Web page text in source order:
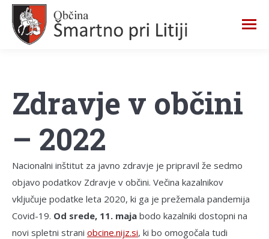
Zdravje v občini
– 2022
Nacionalni inštitut za javno zdravje je pripravil že sedmo
objavo podatkov Zdravje v občini. Večina kazalnikov
vključuje podatke leta 2020, ki ga je prežemala pandemija
Covid-19. Od srede, 11. maja bodo kazalniki dostopni na
novi spletni strani obcine.nijz.si, ki bo omogočala tudi